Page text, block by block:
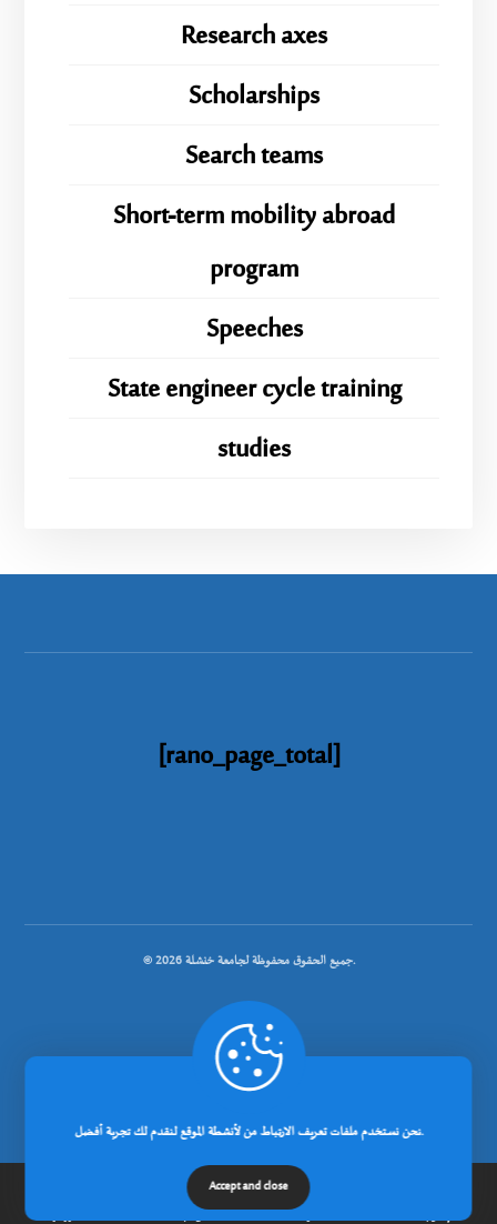
Research axes
Scholarships
Search teams
Short-term mobility abroad
program
Speeches
State engineer cycle training
studies
[rano_page_total]
© جميع الحقوق محفوظة لجامعة خنشلة 2026.
.
الرئيسية عن الجامعة مدونة إتصل بنا
نحن نستخدم ملفات تعريف الارتباط من لأنشطة الموقع لنقدم لك تجربة أفضل.
Accept and close